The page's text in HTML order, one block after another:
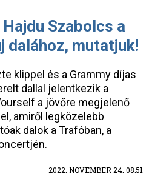
Szabolcs a
dalához, mutatjuk!
klippel és a Grammy díjas
dallal jelentkezik a
a jövőre megjelenő
amiről legközelebb
dalok a Trafóban, a
2022. NOVEMBER 24. 08:51